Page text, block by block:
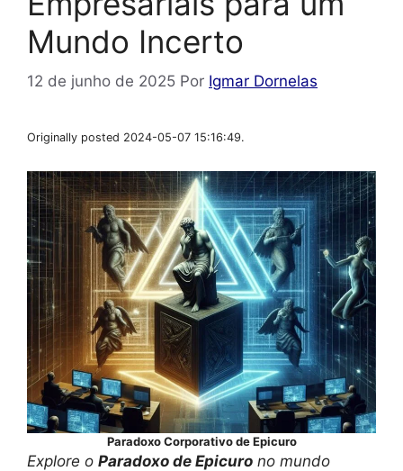
Mundo Incerto
12 de junho de 2025 Por Igmar Dornelas
Originally posted 2024-05-07 15:16:49.
Paradoxo Corporativo de Epicuro
Explore o Paradoxo de Epicuro no mundo